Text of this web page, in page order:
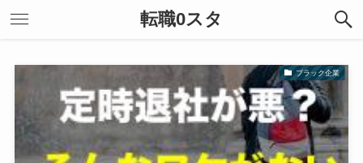
転職0スタ
ブラック企業